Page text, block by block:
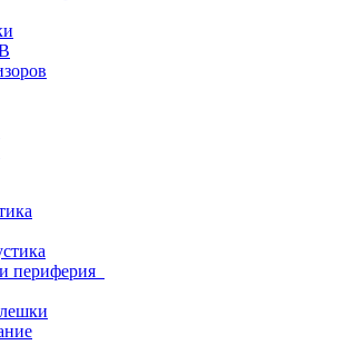
периферия